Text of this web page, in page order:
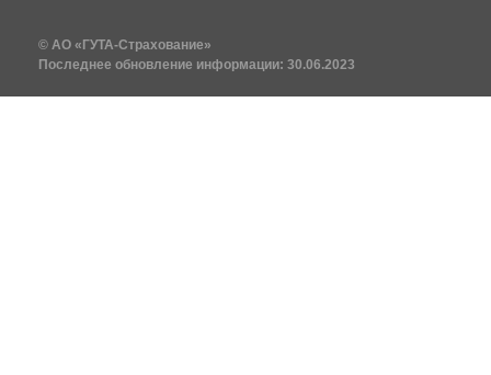
© АО «ГУТА-Страхование»
Последнее обновление информации: 30.06.2023